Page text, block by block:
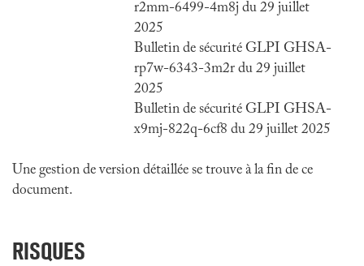
r2mm-6499-4m8j du 29 juillet
2025
Bulletin de sécurité GLPI GHSA-
rp7w-6343-3m2r du 29 juillet
2025
Bulletin de sécurité GLPI GHSA-
x9mj-822q-6cf8 du 29 juillet 2025
Une gestion de version détaillée se trouve à la fin de ce
document.
RISQUES